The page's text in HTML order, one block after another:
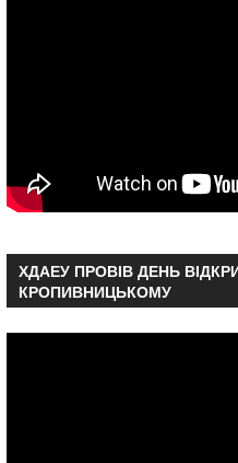
ХДАЕУ ПРОВІВ ДЕНЬ
КРОПИВНИЦЬКОМУ